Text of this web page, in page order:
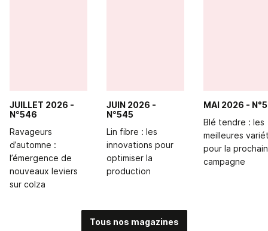
JUILLET 2026 -
N°546
Ravageurs
d’automne :
l’émergence de
nouveaux leviers
sur colza
JUIN 2026 -
N°545
Lin fibre : les
innovations pour
optimiser la
production
MAI 2026 -
Blé tendre : les
meilleures
pour la
campagne
Tous nos magazines